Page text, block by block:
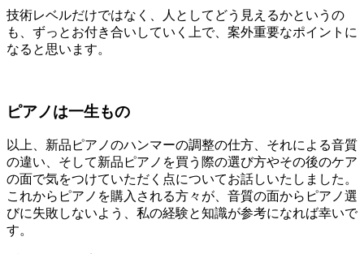
技術レベルだけではなく、人としてどう見えるかというの
も、ずっとお付き合いしていく上で、案外重要なポイントに
なると思います。
ピアノは一生もの
以上、新品ピアノのハンマーの調整の仕方、それによる音質
の違い、そして新品ピアノを買う際の選び方やその後のケア
の面で気をつけていただく点についてお話しいたしました。
これからピアノを購入される方々が、音質の面からピアノ選
びに失敗しないよう、私の経験と知識が参考になれば幸いで
す。